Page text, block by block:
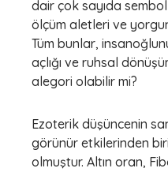
dair çok sayıda
ölçüm aletleri ve
Tüm bunlar,
açlığı ve ruhsal
alegori olabilir mi?
Ezoterik düşüncenin
görünür etkilerinden
olmuştur. Altın oran,